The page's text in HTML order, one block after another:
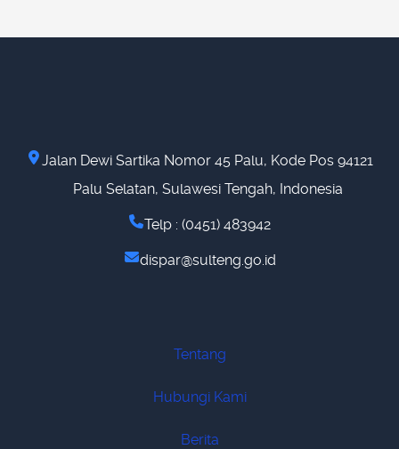
Jalan Dewi Sartika Nomor 45 Palu, Kode Pos 94121
Palu Selatan, Sulawesi Tengah, Indonesia
Telp : (0451) 483942
dispar@sulteng.go.id
Tentang
Hubungi Kami
Berita